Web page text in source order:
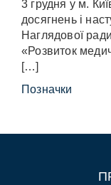
3 грудня у м.
досягнень і
Наглядової
«Розвиток
[…]
Позначки